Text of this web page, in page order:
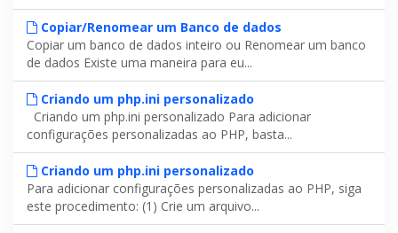
Copiar/Renomear um Banco de dados
Copiar um banco de dados inteiro ou Renomear um banco
de dados Existe uma maneira para eu...
Criando um php.ini personalizado
Criando um php.ini personalizado Para adicionar
configurações personalizadas ao PHP, basta...
Criando um php.ini personalizado
Para adicionar configurações personalizadas ao PHP, siga
este procedimento: (1) Crie um arquivo...